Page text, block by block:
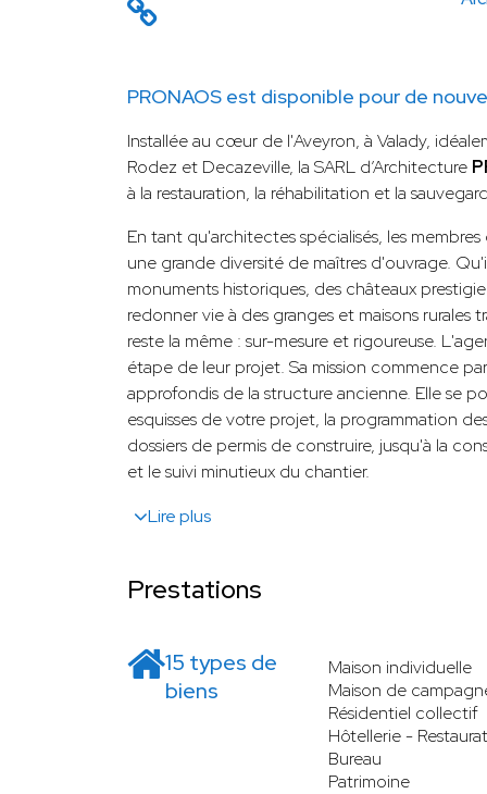
PRONAOS est disponible pour de
Installée au cœur de l'Aveyron, à Valady,
Rodez et Decazeville, la SARL d’Architecture
à la restauration, la réhabilitation et la
En tant qu'architectes spécialisés, les
une grande diversité de maîtres d'ouvrage.
monuments historiques, des châteaux
redonner vie à des granges et maisons rurales
reste la même : sur-mesure et rigoureuse.
étape de leur projet. Sa mission commence
approfondis de la structure ancienne. Elle se
esquisses de votre projet, la programmation
dossiers de permis de construire, jusqu'à la
et le suivi minutieux du chantier.
Lire plus
Prestations
15 types de
biens
Maison individuelle
Maison de
Résidentiel collectif
Hôtellerie -
Bureau
Patrimoine